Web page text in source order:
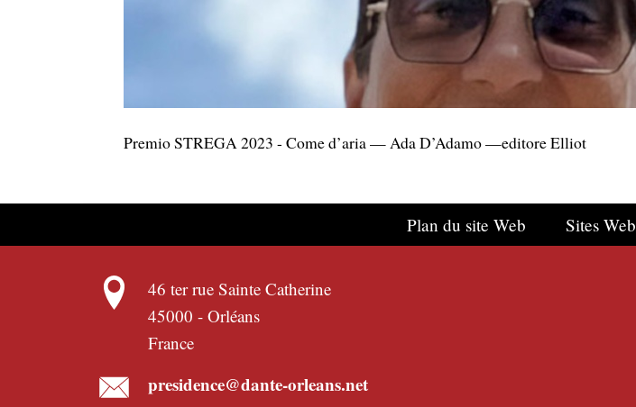
Premio STREGA 2023 - Come d’aria — Ada D’Adamo —editore Elliot
Plan du site Web Sites Web
46 ter rue Sainte Catherine
45000-Orléans
France
presidence@dante-orleans.net